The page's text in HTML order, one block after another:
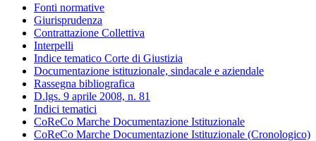
Fonti normative
Giurisprudenza
Contrattazione Collettiva
Interpelli
Indice tematico Corte di Giustizia
Documentazione istituzionale, sindacale e aziendale
Rassegna bibliografica
D.lgs. 9 aprile 2008, n. 81
Indici tematici
CoReCo Marche Documentazione Istituzionale
CoReCo Marche Documentazione Istituzionale (Cronologico)